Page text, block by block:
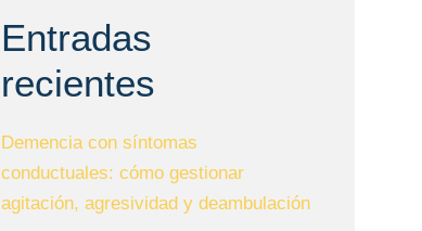
Entradas
recientes
Demencia con síntomas
conductuales: cómo gestionar
agitación, agresividad y deambulación